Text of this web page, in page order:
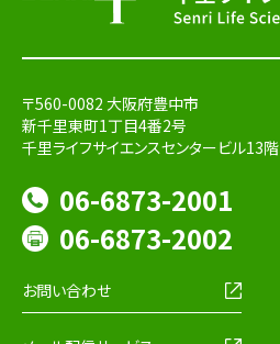
〒560-0082 大阪府豊中市
新千里東町1丁目4番2号
千里ライフサイエンスセンタービル13階
06-6873-2001
06-6873-2002
お問い合わせ